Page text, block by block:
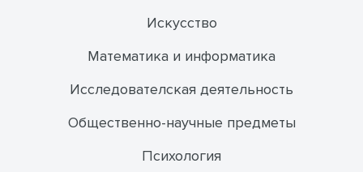
Искусство
Математика и информатика
Исследователская деятельность
Общественно-научные предметы
Психология